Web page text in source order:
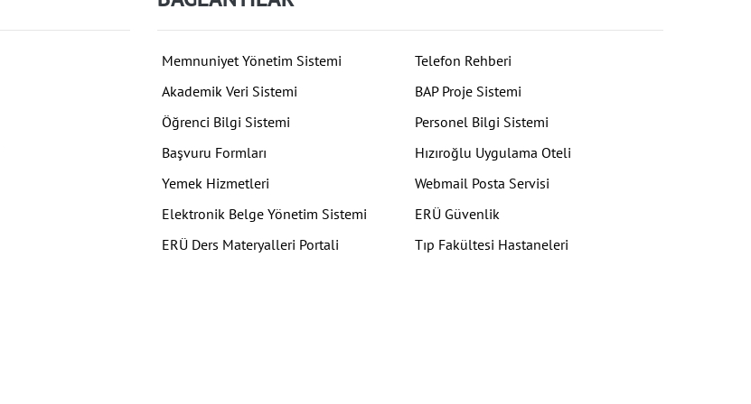
Memnuniyet Yönetim Sistemi
Telefon Rehberi
Akademik Veri Sistemi
BAP Proje Sistemi
Öğrenci Bilgi Sistemi
Personel Bilgi Sistemi
Başvuru Formları
Hızıroğlu Uygulama Oteli
Yemek Hizmetleri
Webmail Posta Servisi
Elektronik Belge Yönetim Sistemi
ERÜ Güvenlik
ERÜ Ders Materyalleri Portali
Tıp Fakültesi Hastaneleri